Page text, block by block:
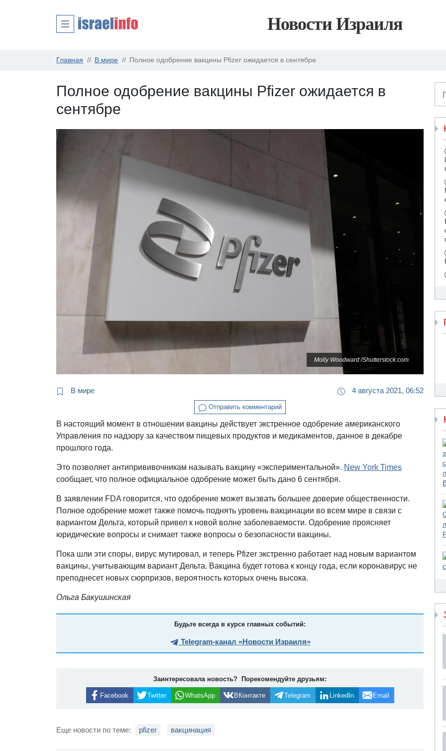
Новости Израиля
Главная В мире Полное одобрение вакцины Pfizer ожидается в сентябре
Полное одобрение вакцины Pfizer ожидается в
сентябре
Molly Woodward /Shutterstock.com
В мире 4 августа 2021, 06:52
Отправить комментарий
В настоящий момент в отношении вакцины действует экстренное одобрение американского
Управления по надзору за качеством пищевых продуктов и медикаментов, данное в декабре
прошлого года.
Это позволяет антипрививочникам называть вакцину «экспериментальной». New York Times
сообщает, что полное официальное одобрение может быть дано 6 сентября.
В заявлении FDA говорится, что одобрение может вызвать большее доверие общественности.
Полное одобрение может также помочь поднять уровень вакцинации во всем мире в связи с
вариантом Дельта, который привел к новой волне заболеваемости. Одобрение проясняет
юридические вопросы и снимает также вопросы о безопасности вакцины.
Пока шли эти споры, вирус мутировал, и теперь Pfizer экстренно работает над новым вариантом
вакцины, учитывающим вариант Дельта. Вакцина будет готова к концу года, если коронавирус не
преподнесет новых сюрпризов, вероятность которых очень высока.
Ольга Бакушинская
Будьте всегда в курсе главных событий:
Telegram-канал «Новости Израиля»
Заинтересовала новость? Порекомендуйте друзьям:
Facebook Twitter WhatsApp ВКонтакте Telegram LinkedIn Email
Еще новости по теме: pfizer вакцинация